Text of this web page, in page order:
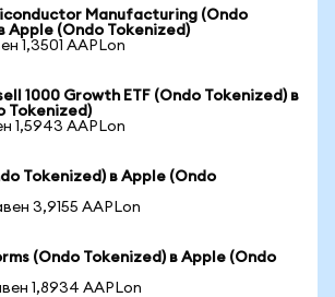
Manufacturing (Ondo
Apple (Ondo Tokenized)
1,3501 AAPLon
1000 Growth ETF (Ondo Tokenized) в
Tokenized)
1,5943 AAPLon
Tokenized) в Apple (Ondo
3,9155 AAPLon
(Ondo Tokenized) в Apple (Ondo
1,8934 AAPLon